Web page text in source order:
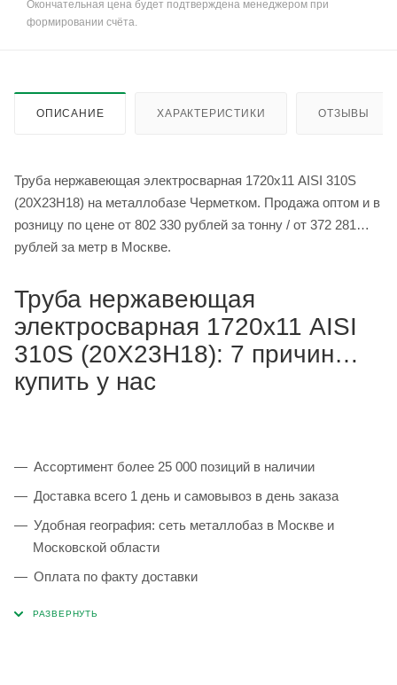
Окончательная цена будет подтверждена менеджером при
формировании счёта.
ОПИСАНИЕ ХАРАКТЕРИСТИКИ ОТЗЫВЫ
Труба нержавеющая электросварная 1720х11 AISI 310S
(20Х23Н18) на металлобазе Черметком. Продажа оптом и в
розницу по цене от 802 330 рублей за тонну / от 372 281
рублей за метр в Москве.
Труба нержавеющая
электросварная 1720х11 AISI
310S (20Х23Н18): 7 причин
купить у нас
Ассортимент более 25 000 позиций в наличии
Доставка всего 1 день и самовывоз в день заказа
Удобная география: сеть металлобаз в Москве и
Московской области
Оплата по факту доставки